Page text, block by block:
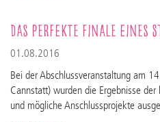
Das perfekte Finale eines
01.08.2016
Bei der Abschlussveranstaltung am
Cannstatt) wurden die Ergebnisse
und mögliche Anschlussprojekte